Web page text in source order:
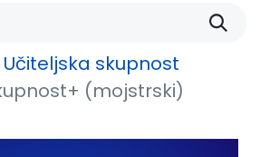
Učiteljska skupnost
(mojstrski)